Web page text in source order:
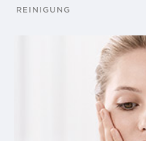
REINIGUNG